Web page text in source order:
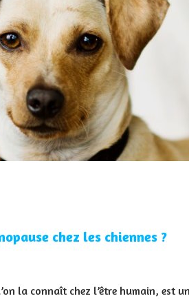
chez les chiennes ?
la connaît chez l’être humain, est